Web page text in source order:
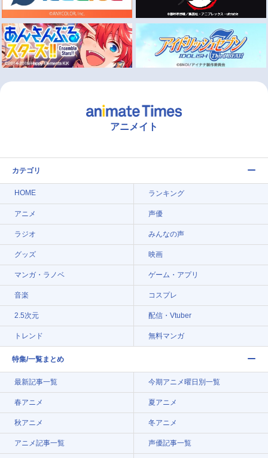
アニメイト
カテゴリ
HOME ランキング
アニメ 声優
ラジオ みんなの声
グッズ 映画
マンガ・ラノベ ゲーム・アプリ
音楽 コスプレ
2.5次元 配信・Vtuber
トレンド 無料マンガ
特集/一覧まとめ
最新記事一覧 今期アニメ曜日別一覧
春アニメ 夏アニメ
秋アニメ 冬アニメ
アニメ記事一覧 声優記事一覧